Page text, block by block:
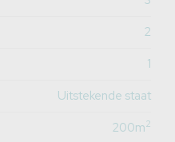
2
1
Uitstekende staat
200m2